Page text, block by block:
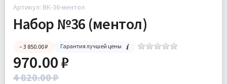
Артикул: ВК-36-ментол
Набор №36 (ментол)
– 3 850.00 ₽ Гарантия лучшей цены
970.00 ₽
4 820.00 ₽